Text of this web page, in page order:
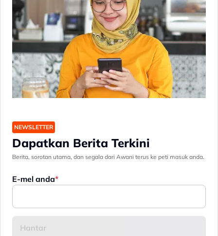
NEWSLETTER
Dapatkan Berita Terkini
Berita, sorotan utama, dan segala dari Awani terus ke peti masuk anda.
E-mel anda